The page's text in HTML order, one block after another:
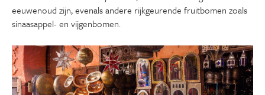
eeuwenoud zijn, evenals andere rijkgeurende fruitbomen zoals
sinaasappel- en vijgenbomen.